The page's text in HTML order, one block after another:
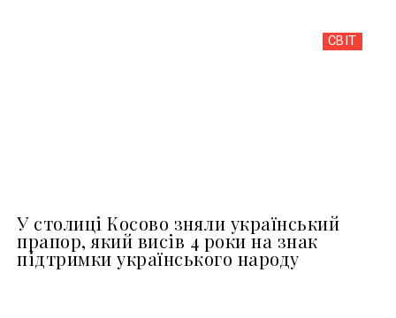
СВІТ
У столиці Косово зняли український
прапор, який висів 4 роки на знак
підтримки українського народу